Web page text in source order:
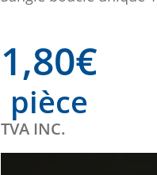
1,80€
pièce
TVA INC.